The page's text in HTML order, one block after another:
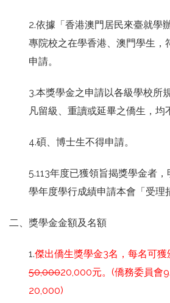
2.依據「香港澳門居民來臺就學
專院校之在學香港、澳門學生，
申請。
3.本獎學金之申請以各級學校所
凡留級、重讀或延畢之僑生，均
4.碩、博士生不得申請。
5.113年度已獲領旨揭獎學金者，
學年度學行成績申請本會「受理
二、獎學金金額及名額
1.傑出僑生獎學金3名，每名可獲
50,00020,000元。(僑務委員會
20,000)